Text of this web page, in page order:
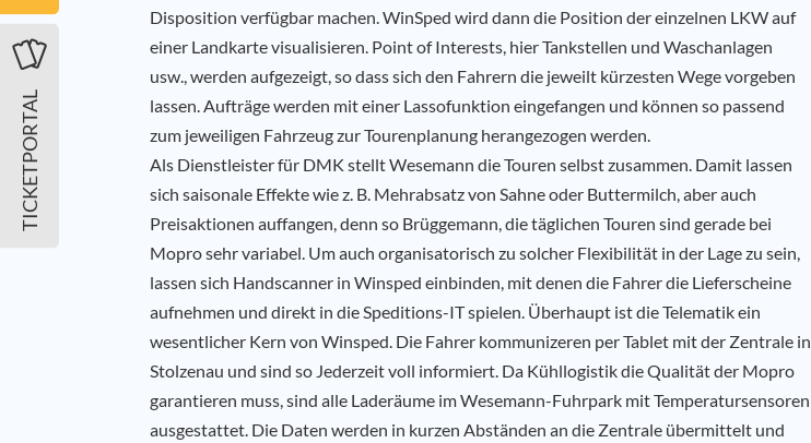
Disposition verfügbar machen. WinSped wird dann die Position der einzelnen LKW auf
einer Landkarte visualisieren. Point of Interests, hier Tankstellen und Waschanlagen
usw., werden aufgezeigt, so dass sich den Fahrern die jeweilt kürzesten Wege vorgeben
lassen. Aufträge werden mit einer Lassofunktion eingefangen und können so passend
zum jeweiligen Fahrzeug zur Tourenplanung herangezogen werden.
Als Dienstleister für DMK stellt Wesemann die Touren selbst zusammen. Damit lassen
sich saisonale Effekte wie z. B. Mehrabsatz von Sahne oder Buttermilch, aber auch
Preisaktionen auffangen, denn so Brüggemann, die täglichen Touren sind gerade bei
Mopro sehr variabel. Um auch organisatorisch zu solcher Flexibilität in der Lage zu sein,
lassen sich Handscanner in Winsped einbinden, mit denen die Fahrer die Lieferscheine
aufnehmen und direkt in die Speditions-IT spielen. Überhaupt ist die Telematik ein
wesentlicher Kern von Winsped. Die Fahrer kommunizeren per Tablet mit der Zentrale in
Stolzenau und sind so Jederzeit voll informiert. Da Kühllogistik die Qualität der Mopro
garantieren muss, sind alle Laderäume im Wesemann-Fuhrpark mit Temperatursensoren
ausgestattet. Die Daten werden in kurzen Abständen an die Zentrale übermittelt und
TICKETPORTAL